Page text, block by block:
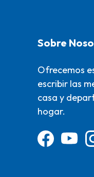
Sobre
Ofrecemos
escribir las
casa y
hogar.